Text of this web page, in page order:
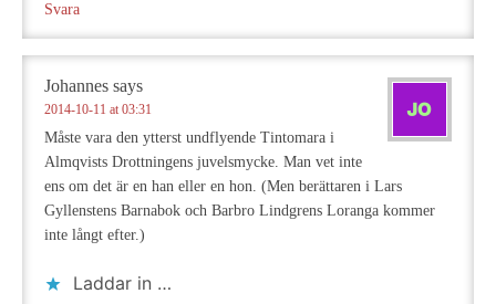
Svara
Johannes says
2014-10-11 at 03:31
Måste vara den ytterst undflyende Tintomara i
Almqvists Drottningens juvelsmycke. Man vet inte
ens om det är en han eller en hon. (Men berättaren i Lars
Gyllenstens Barnabok och Barbro Lindgrens Loranga kommer
inte långt efter.)
Laddar in …